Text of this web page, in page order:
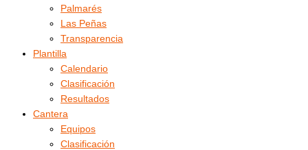
Palmarés
Las Peñas
Transparencia
Plantilla
Calendario
Clasificación
Resultados
Cantera
Equipos
Clasificación